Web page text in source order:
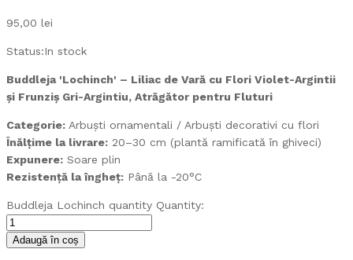
95,00 lei
Status:In stock
Buddleja 'Lochinch' – Liliac de Vară cu Flori Violet-Argintii
și Frunziș Gri-Argintiu, Atrăgător pentru Fluturi
Categorie: Arbuști ornamentali / Arbuști decorativi cu flori
Înălțime la livrare: 20–30 cm (plantă ramificată în ghiveci)
Expunere: Soare plin
Rezistență la îngheț: Până la -20°C
Buddleja Lochinch quantity Quantity:
Adaugă în coș